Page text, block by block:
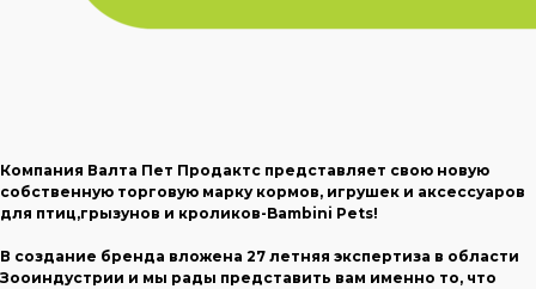
Компания Валта Пет Продактс представляет свою новую
собственную торговую марку кормов, игрушек и аксессуаров
для птиц,грызунов и кроликов-Bambini Pets!
В создание бренда вложена 27 летняя экспертиза в области
Зооиндустрии и мы рады представить вам именно то, что